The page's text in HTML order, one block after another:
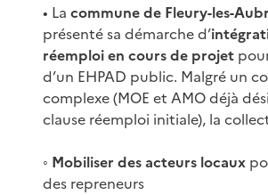
• La commune de Fleury-les-
présenté sa démarche d’
réemploi en cours de projet
d’un EHPAD public. Malgré un
complexe (MOE et AMO déjà
clause réemploi initiale), la
◦ Mobiliser des acteurs locaux
des repreneurs